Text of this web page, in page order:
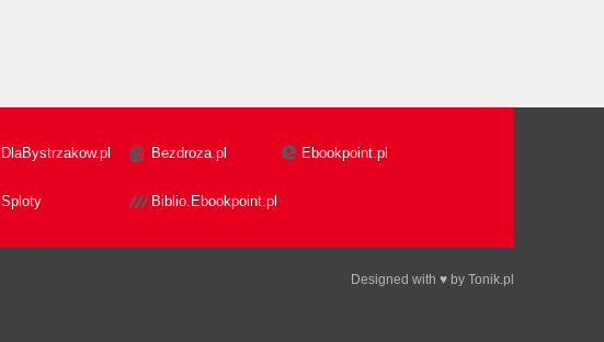
DlaBystrzakow.pl Bezdroza.pl Ebookpoint.pl
Sploty Biblio.Ebookpoint.pl
Designed with ♥ by Tonik.pl